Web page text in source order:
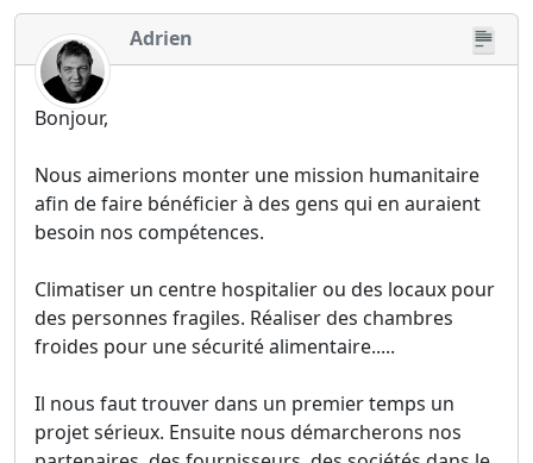
Adrien
Bonjour,
Nous aimerions monter une mission humanitaire
afin de faire bénéficier à des gens qui en auraient
besoin nos compétences.
Climatiser un centre hospitalier ou des locaux pour
des personnes fragiles. Réaliser des chambres
froides pour une sécurité alimentaire.....
Il nous faut trouver dans un premier temps un
projet sérieux. Ensuite nous démarcherons nos